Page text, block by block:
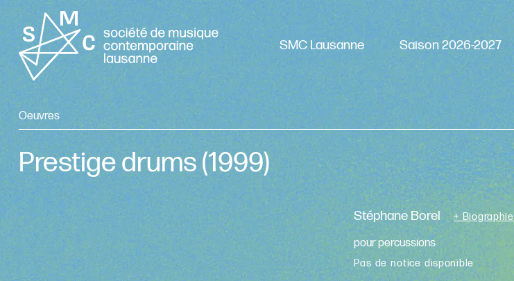
SMC Lausanne Saison 2026-2027
Oeuvres
Prestige drums(1999)
Stéphane Borel + Biographie
pour percussions
Pas de notice disponible